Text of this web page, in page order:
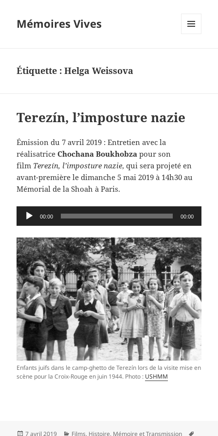
Mémoires Vives
Étiquette :Helga Weissova
Terezín, l’imposture nazie
Émission du 7 avril 2019 : Entretien avec la
réalisatriceChochana Boukhobza pour son
film Terezín, l’imposture nazie, qui sera projeté en
avant-premièrele dimanche 5 mai 2019 à 14h30 au
Mémorial de la Shoah à Paris.
Lecteur
audio
00:00 00:00
Enfants juifs dans le camp-ghetto de Terezín lors de la visite mise en
scène pour la Croix-Rouge en juin 1944. Photo : USHMM
Publié
7 avril 2019 Catégories
Films, Histoire, Mémoire et Transmission